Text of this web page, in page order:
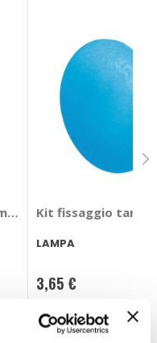
Rivets - LAMPA
Kit fissaggio targa -
LAMPA
3,65 €